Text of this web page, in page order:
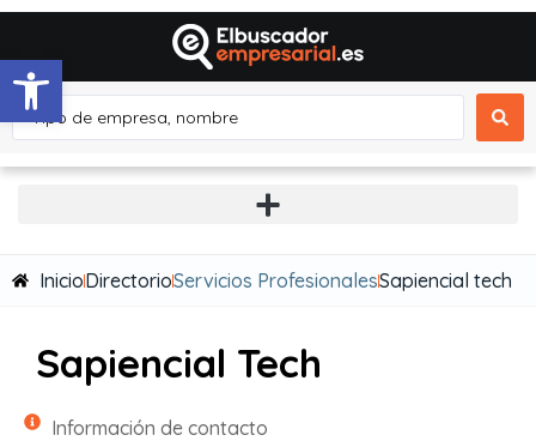
Abrir barra de herramientas
InicioDirectorioServicios ProfesionalesSapiencial tech
Sapiencial Tech
Información de contacto